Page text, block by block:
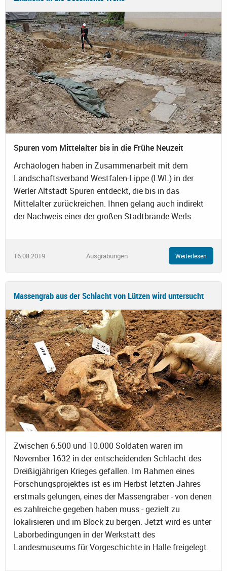
Spuren vom Mittelalter bis in die Frühe Neuzeit
Archäologen haben in Zusammenarbeit mit dem
Landschaftsverband Westfalen-Lippe (LWL) in der
Werler Altstadt Spuren entdeckt, die bis in das
Mittelalter zurückreichen. Ihnen gelang auch indirekt
der Nachweis einer der großen Stadtbrände Werls.
16.08.2019 Ausgrabungen Weiterlesen
Massengrab aus der Schlacht von Lützen wird untersucht
Zwischen 6.500 und 10.000 Soldaten waren im
November 1632 in der entscheidenden Schlacht des
Dreißigjährigen Krieges gefallen. Im Rahmen eines
Forschungsprojektes ist es im Herbst letzten Jahres
erstmals gelungen, eines der Massengräber - von denen
es zahlreiche gegeben haben muss - gezielt zu
lokalisieren und im Block zu bergen. Jetzt wird es unter
Laborbedingungen in der Werkstatt des
Landesmuseums für Vorgeschichte in Halle freigelegt.